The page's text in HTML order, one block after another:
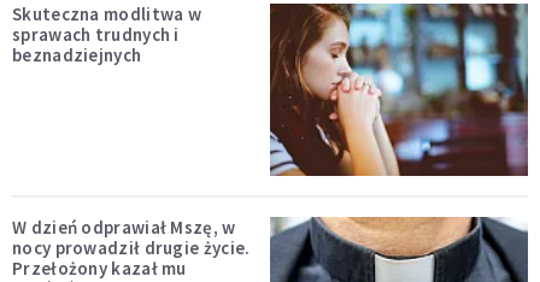
Skuteczna modlitwa w
sprawach trudnych i
beznadziejnych
W dzień odprawiał Mszę, w
nocy prowadził drugie życie.
Przełożony kazał mu